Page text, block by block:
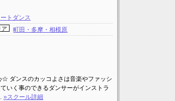
トダンス
ア 町田・多摩・相模原
ダンスのカッコよさは音楽やファッシ
いく事のできるダンサーがインストラ
»スクール詳細